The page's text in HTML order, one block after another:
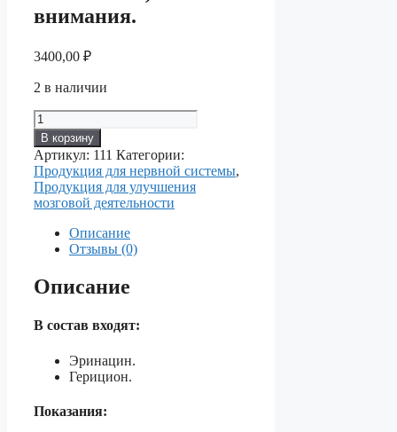
внимания.
3400,00 ₽
2 в наличии
Количество
товара
Эринацин
-
повышение
интеллекта,
памяти
внимания.
В корзину
Артикул: 111 Категории:
Продукция для нервной системы,
Продукция для улучшения
мозговой деятельности
Описание
Отзывы (0)
Описание
В состав входят:
Эринацин.
Герицион.
Показания: